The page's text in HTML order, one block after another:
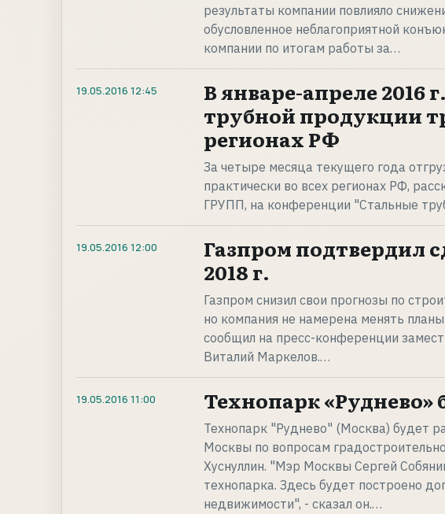
результаты компании повлияло
обусловленное неблагоприятной
компании по итогам работы за…
19.05.2016 12:45
В январе-апреле 2016
трубной продукции
регионах РФ
За четыре месяца текущего года
практически во всех регионах РФ,
ГРУПП, на конференции "Стальные
19.05.2016 12:00
Газпром подтвердил
2018 г.
Газпром снизил свои прогнозы по
но компания не намерена менять
сообщил на пресс-конференции
Виталий Маркелов.…
19.05.2016 11:00 Технопарк «Руднево»
Технопарк "Руднево" (Москва) будет
Москвы по вопросам
Хуснуллин. "Мэр Москвы Сергей
технопарка. Здесь будет построено
недвижимости", - сказал он.…